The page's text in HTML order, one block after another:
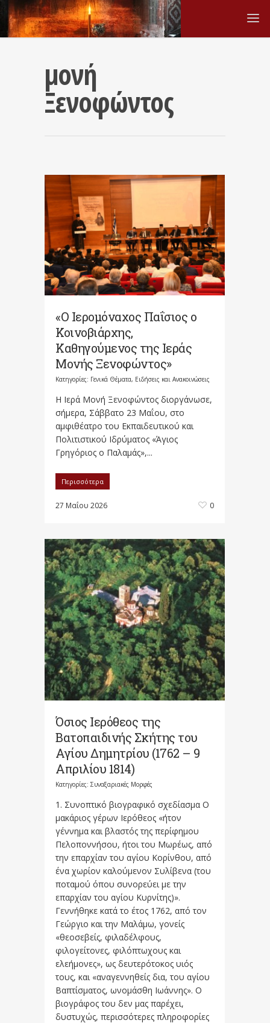
μονή
Ξενοφώντος
«Ο Ιερομόναχος Παΐσιος ο
Κοινοβιάρχης,
Καθηγούμενος της Ιεράς
Μονής Ξενοφώντος»
Κατηγορίες: Γενικά Θέματα, Ειδήσεις και Ανακοινώσεις
Η Ιερά Μονή Ξενοφώντος διοργάνωσε,
σήμερα, Σάββατο 23 Μαΐου, στο
αμφιθέατρο του Εκπαιδευτικού και
Πολιτιστικού Ιδρύματος «Άγιος
Γρηγόριος ο Παλαμάς»,...
Περισσότερα
27 Μαΐου 2026 0
Όσιος Ιερόθεος της
Βατοπαιδινής Σκήτης του
Αγίου Δημητρίου (1762 – 9
Απριλίου 1814)
Κατηγορίες: Συναξαριακές Μορφές
1. Συνοπτικό βιογραφικό σχεδίασμα Ο
μακάριος γέρων Ιερόθεος «ήτον
γέννημα και βλαστός της περίφημου
Πελοποννήσου, ήτοι του Μωρέως, από
την επαρχίαν του αγίου Κορίνθου, από
ένα χωρίον καλούμενον Συλίβενα (του
ποταμού όπου συνορεύει με την
επαρχίαν του αγίου Κυρνίτης)».
Γεννήθηκε κατά το έτος 1762, από τον
Γεώργιο και την Μαλάμω, γονείς
«θεοσεβείς, φιλαδέλφους,
φιλογείτονες, φιλόπτωχους και
ελεήμονες», ως δευτερότοκος υιός
τους, και «αναγεννηθείς δια, του αγίου
Βαπτίσματος, ωνομάσθη Ιωάννης». Ο
βιογράφος του δεν μας παρέχει,
δυστυχώς, περισσότερες πληροφορίες